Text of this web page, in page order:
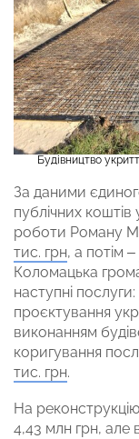
Будівництво
За даними
публічних коштів
роботи Роману
тис. грн, а потім –
Коломацька
наступні
проєктування
виконанням
коригування
тис. грн.
На
4,43 млн грн, але